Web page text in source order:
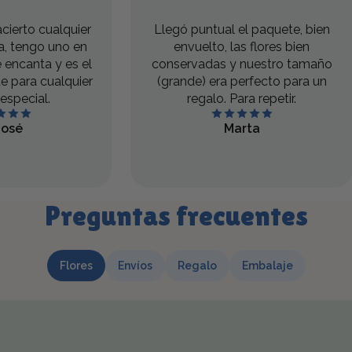
cualquier
tengo uno en
encanta y es el
para cualquier
Llegó puntual el paquete, bien
envuelto, las flores bien
conservadas y nuestro tamaño
(grande) era perfecto para un
regalo. Para repetir.
Marta
Preguntas frecuentes
Flores Envíos Regalo Embalaje